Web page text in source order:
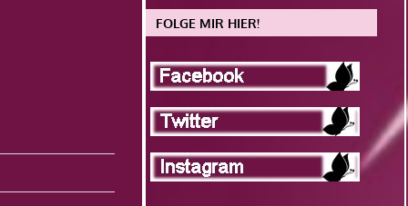
FOLGE MIR HIER!